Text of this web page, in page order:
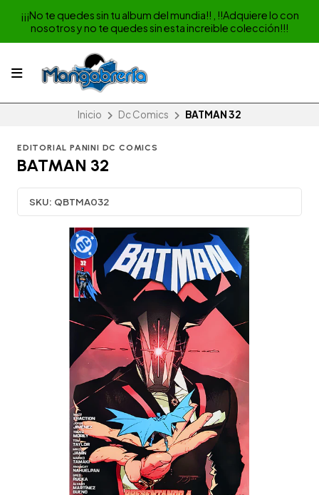
¡¡¡No te quedes sin tu album del mundia!! , !!Adquiere lo con
nosotros y no te quedes sin esta increible colección!!!
Inicio Dc Comics BATMAN 32
EDITORIAL PANINI DC COMICS
BATMAN 32
SKU: QBTMA032